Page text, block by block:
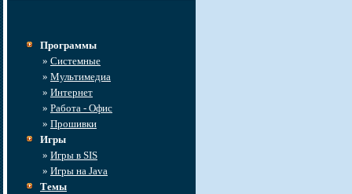
Программы
» Системные
» Мультимедиа
» Интернет
» Работа - Офис
» Прошивки
Игры
» Игры в SIS
» Игры на Java
Темы